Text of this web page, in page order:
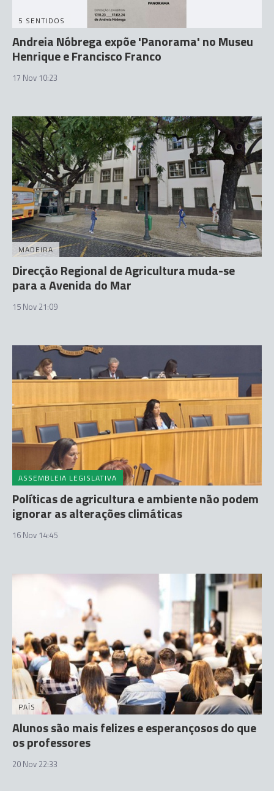
5 SENTIDOS
Andreia Nóbrega expõe 'Panorama' no Museu
Henrique e Francisco Franco
17 Nov 10:23
MADEIRA
Direcção Regional de Agricultura muda-se
para a Avenida do Mar
15 Nov 21:09
ASSEMBLEIA LEGISLATIVA
Políticas de agricultura e ambiente não podem
ignorar as alterações climáticas
16 Nov 14:45
PAÍS
Alunos são mais felizes e esperançosos do que
os professores
20 Nov 22:33